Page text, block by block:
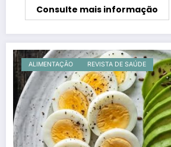
Consulte mais informação
ALIMENTAÇÃO REVISTA DE SAÚDE